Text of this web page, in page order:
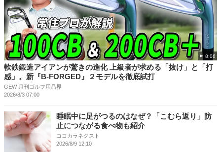
8:06
軟鉄鍛造アイアンが驚きの進化 上級者が求める「抜け」と「打
感」。新『B-FORGED』２モデルを徹底試打
GEW 月刊ゴルフ用品界
2026/8/3 07:00
睡眠中に足がつるのはなぜ？「こむら返り」防
止につながる食べ物も紹介
ココカラネクスト
2026/8/9 12:10